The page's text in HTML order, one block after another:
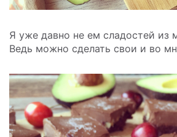
Я уже давно не ем сладостей из
Ведь можно сделать свои и во